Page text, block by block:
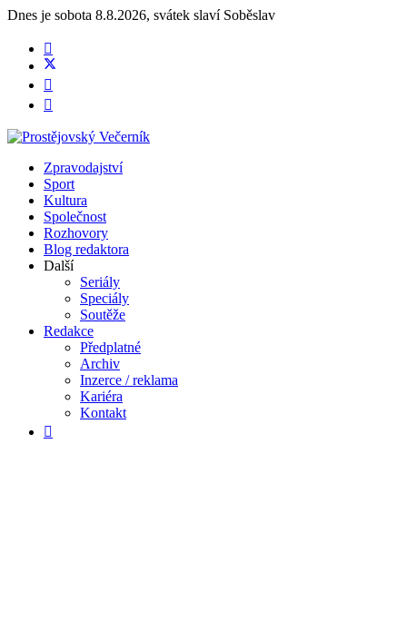
Dnes je sobota 8.8.2026, svátek slaví Soběslav
Zpravodajství
Sport
Kultura
Společnost
Rozhovory
Blog redaktora
Další
Seriály
Speciály
Soutěže
Redakce
Předplatné
Archiv
Inzerce / reklama
Kariéra
Kontakt